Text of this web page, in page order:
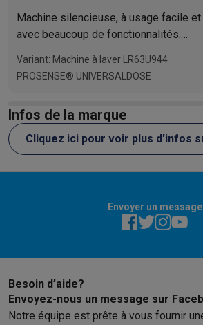
Outlet
OutletToutes nos offres outletOutlet
Machine silencieuse, à usage facile et
avec beaucoup de fonctionnalités.
Variant: Machine à laver LR63U944
PROSENSE® UNIVERSALDOSE
Infos de la marque
Cliquez ici pour voir plus d'infos
Envoyer un message
Besoin d’aide?
Envoyez-nous un message sur
Notre équipe est prête à vous fournir